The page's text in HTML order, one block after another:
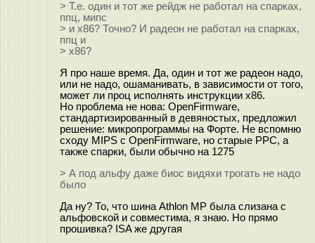
> Т.е. один и тот же рейдж не работал на спарках,
ппц, мипс
> и х86? Точно? И радеон не работал на спарках,
ппц и
> х86?
Я про наше время. Да, один и тот же радеон надо,
или не надо, ошаманивать, в зависимости от того,
может ли проц исполнять инструкции x86.
Но проблема не нова: OpenFirmware,
стандартизированный в девяностых, предложил
решение: микропрограммы на Форте. Не вспомню
сходу MIPS с OpenFirmware, но старые PPC, а
также спарки, были обычно на 1275
> А под альфу даже биос видяхи трогать не надо
было
Да ну? То, что шина Athlon MP была слизана с
альфовской и совместима, я знаю. Но прямо
прошивка? ISA же другая